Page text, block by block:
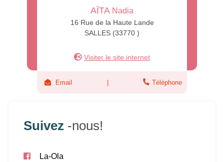
AÏTA Nadia
16 Rue de la Haute Lande
SALLES (33770 )
Visiter le site internet
Email Téléphone
Suivez -nous!
La-Ola